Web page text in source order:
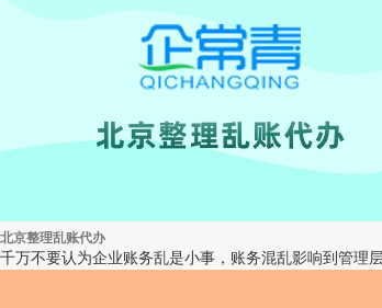
北京整理乱账代办
千万不要认为企业账务乱是小事，账务混乱影响到管理